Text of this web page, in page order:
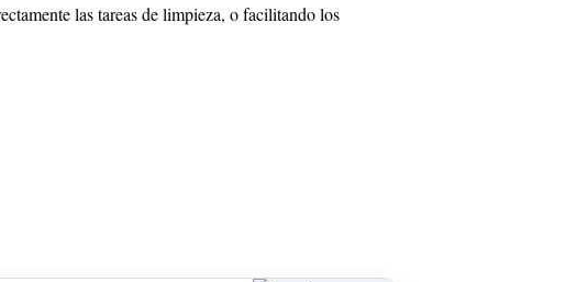
las tareas de limpieza, o facilitando los